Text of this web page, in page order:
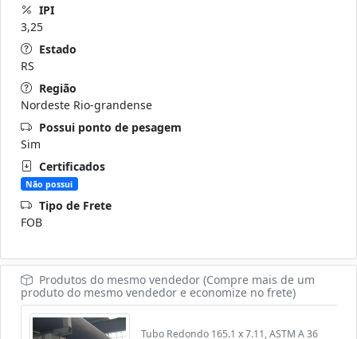
IPI
3,25
Estado
RS
Região
Nordeste Rio-grandense
Possui ponto de pesagem
Sim
Certificados
Não possui
Tipo de Frete
FOB
Produtos do mesmo vendedor (Compre mais de um
produto do mesmo vendedor e economize no frete)
Tubo Redondo 165.1 x 7.11, ASTM A 36